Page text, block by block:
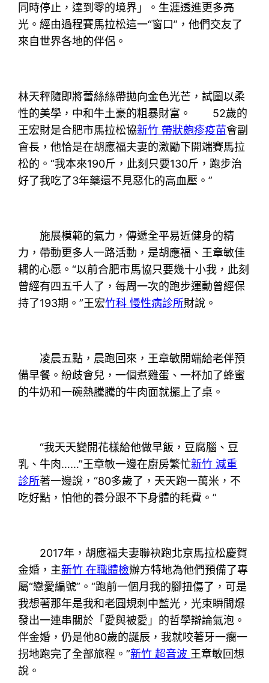
同時停止，達到零的境界」。生涯透進更多亮
光。經由過程賽馬拉松這一“窗口”，他們交友了
來自世界各地的伴侶。
林天秤隨即將蕾絲絲帶拋向金色光芒，試圖以柔
性的美學，中和牛土豪的粗暴財富。 52歲的
王宏財是合肥市馬拉松協新竹 帶狀皰疹疫苗會副
會長，他恰是在胡應福夫妻的激勵下開端賽馬拉
松的。“我本來190斤，此刻只要130斤，跑步治
好了我吃了3年藥還不見惡化的高血壓。”
施展模範的氣力，傳遞全平易近健身的精
力，帶動更多人一路活動，是胡應福、王章敏佳
耦的心愿。“以前合肥市馬協只要幾十小我，此刻
曾經有四五千人了，每周一次的跑步運動曾經保
持了193期。”王宏竹科 慢性病診所財說。
凌晨五點，晨跑回來，王章敏開端給老伴預
備早餐。紛歧會兒，一個煮雞蛋、一杯加了蜂蜜
的牛奶和一碗熱騰騰的牛肉面就擺上了桌。
“我天天變開花樣給他做早飯，豆腐腦、豆
乳、牛肉……”王章敏一邊在廚房繁忙新竹 減重
診所著一邊說，“80多歲了，天天跑一萬米，不
吃好點，怕他的養分跟不下身體的耗費。”
2017年，胡應福夫妻聯袂跑北京馬拉松慶賀
金婚，主新竹 在職體檢辦方特地為他們預備了專
屬“戀愛編號”。“跑前一個月我的腳扭傷了，可是
我想著那年是我和老圓規刺中藍光，光束瞬間爆
發出一連串關於「愛與被愛」的哲學辯論氣泡。
伴金婚，仍是他80歲的誕辰，我就咬著牙一瘸一
拐地跑完了全部旅程。”新竹 超音波 王章敏回想
說。